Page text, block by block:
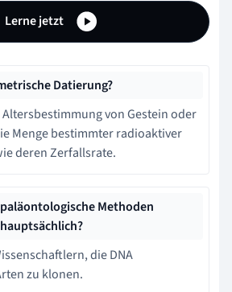
Lerne jetzt
Datierung?
von Gestein oder
Menge bestimmter radioaktiver
deren Zerfallsrate.
Methoden
die DNA
zu klonen.